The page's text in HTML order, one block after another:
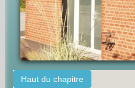
Haut du chapitre